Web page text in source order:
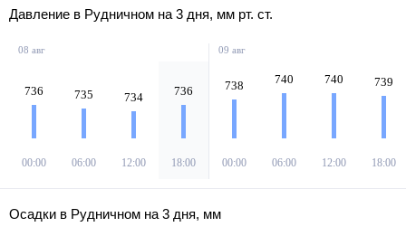
Давление в Рудничном на 3 дня, мм рт. ст.
08 авг
736
00:00
735
06:00
734
12:00
736
18:00
09 авг
738
00:00
740
06:00
740
12:00
739
18:00
Осадки в Рудничном на 3 дня, мм